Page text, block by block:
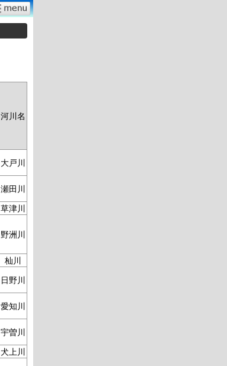
河川名
大戸川
瀬田川
草津川
野洲川
杣川
日野川
愛知川
宇曽川
犬上川